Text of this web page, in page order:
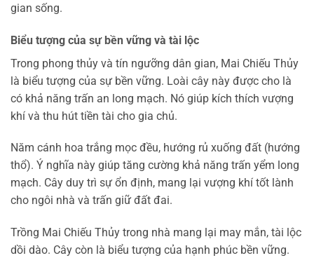
gian sống.
Biểu tượng của sự bền vững và tài lộc
Trong phong thủy và tín ngưỡng dân gian, Mai Chiếu Thủy
là biểu tượng của sự bền vững. Loài cây này được cho là
có khả năng trấn an long mạch. Nó giúp kích thích vượng
khí và thu hút tiền tài cho gia chủ.
Năm cánh hoa trắng mọc đều, hướng rủ xuống đất (hướng
thổ). Ý nghĩa này giúp tăng cường khả năng trấn yểm long
mạch. Cây duy trì sự ổn định, mang lại vượng khí tốt lành
cho ngôi nhà và trấn giữ đất đai.
Trồng Mai Chiếu Thủy trong nhà mang lại may mắn, tài lộc
dồi dào. Cây còn là biểu tượng của hạnh phúc bền vững.